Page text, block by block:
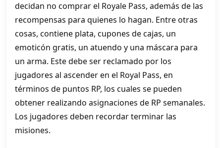
decidan no comprar el Royale Pass, además de las
recompensas para quienes lo hagan. Entre otras
cosas, contiene plata, cupones de cajas, un
emoticón gratis, un atuendo y una máscara para
un arma. Este debe ser reclamado por los
jugadores al ascender en el Royal Pass, en
términos de puntos RP, los cuales se pueden
obtener realizando asignaciones de RP semanales.
Los jugadores deben recordar terminar las
misiones.